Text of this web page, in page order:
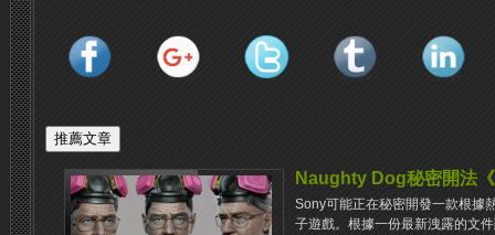
Naughty Dog秘密開法
Sony可能正在秘密開發一款根據
子遊戲。根據一份最新洩露的文